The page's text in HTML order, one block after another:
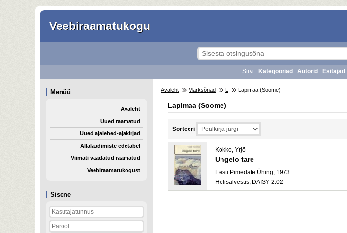
Veebiraamatukogu
Sisene
Sirvi: Kategooriad Autorid Esitajad
Menüü
Avaleht
Uued raamatud
Uued ajalehed-ajakirjad
Allalaadimiste edetabel
Viimati vaadatud raamatud
Veebiraamatukogust
Avaleht Märksõnad L Lapimaa (Soome)
Lapimaa (Soome)
Sorteeri
Kokko, Yrjö
Ungelo tare
Eesti Pimedate Ühing, 1973
Helisalvestis, DAISY 2.02